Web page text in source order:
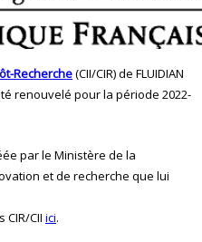
Recherche(CII/CIR) de FLUIDIAN
renouvelé pour la période 2022-
par le Ministère de la
et de recherche que lui
CII ici.